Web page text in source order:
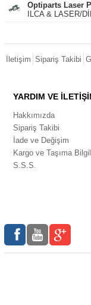
Optiparts Laser
ILCA & LASER/
İletişim Sipariş Takibi
YARDIM VE
Hakkımızda
Sipariş Takibi
İade ve Değişim
Kargo ve Taşıma
S.S.S.